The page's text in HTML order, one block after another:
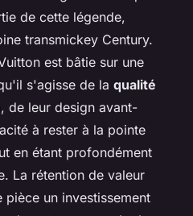
de cette légende,
transmickey Century.
est bâtie sur une
s'agisse de la qualité
, de leur design avant-
à rester à la pointe
en étant profondément
La rétention de valeur
un investissement